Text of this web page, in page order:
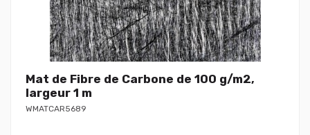
Mat de Fibre de Carbone de 100 g/m2,
largeur 1 m
WMATCAR5689